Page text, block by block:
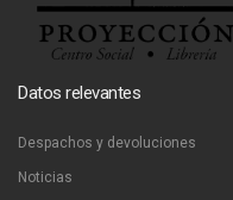
Datos relevantes
Despachos y devoluciones
Noticias